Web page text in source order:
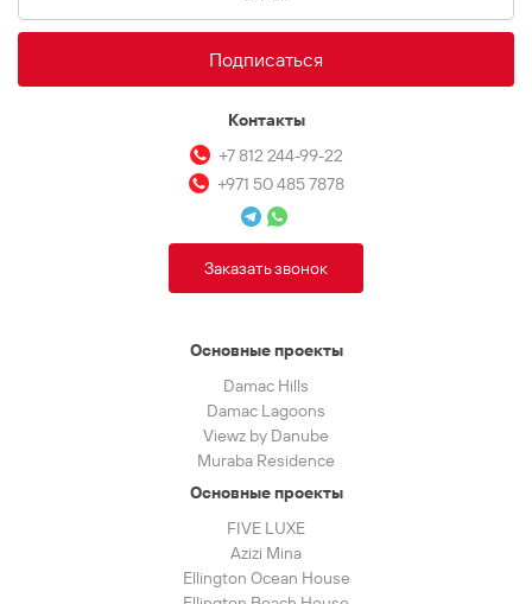
Основные проекты
Damac Hills
Damac Lagoons
Viewz by Danube
Muraba Residence
Основные проекты
FIVE LUXE
Azizi Mina
Ellington Ocean House
Контакты
+7 812 244-99-22
+971 50 485 7878
Заказать звонок
Подписаться